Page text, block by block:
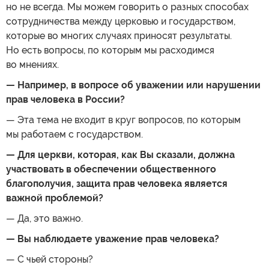
но не всегда. Мы можем говорить о разных способах
сотрудничества между церковью и государством,
которые во многих случаях приносят результаты.
Но есть вопросы, по которым мы расходимся
во мнениях.
— Например, в вопросе об уважении или нарушении
прав человека в России?
— Эта тема не входит в круг вопросов, по которым
мы работаем с государством.
— Для церкви, которая, как Вы сказали, должна
участвовать в обеспечении общественного
благополучия, защита прав человека является
важной проблемой?
— Да, это важно.
— Вы наблюдаете уважение прав человека?
— С чьей стороны?